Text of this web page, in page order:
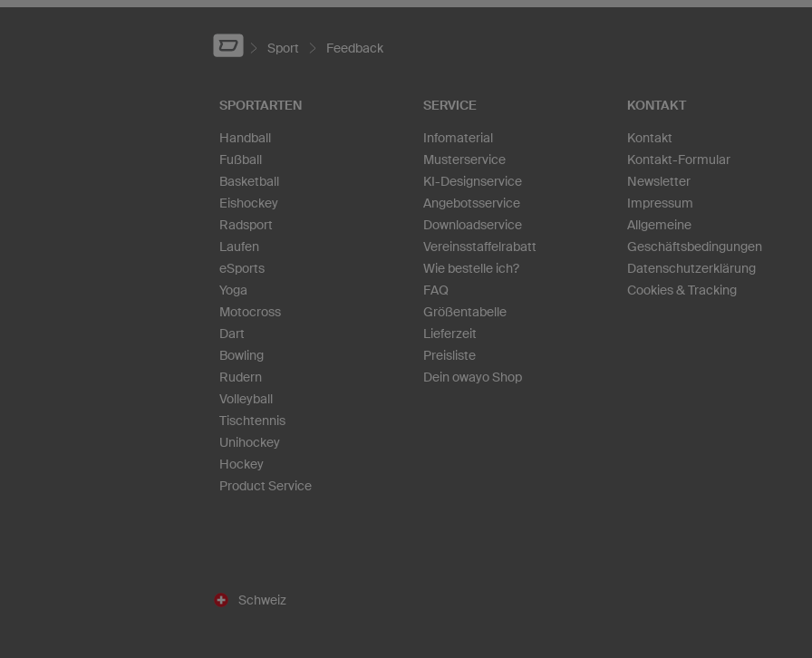
Sport Feedback
SPORTARTEN
Handball
Fußball
Basketball
Eishockey
Radsport
Laufen
eSports
Yoga
Motocross
Dart
Bowling
Rudern
Volleyball
Tischtennis
Unihockey
Hockey
Product Service
SERVICE
Infomaterial
Musterservice
KI-Designservice
Angebotsservice
Downloadservice
Vereinsstaffelrabatt
Wie bestelle ich?
FAQ
Größentabelle
Lieferzeit
Preisliste
Dein owayo Shop
KONTAKT
Kontakt
Kontakt-Formular
Newsletter
Impressum
Allgemeine
Geschäftsbedingungen
Datenschutzerklärung
Cookies & Tracking
Schweiz